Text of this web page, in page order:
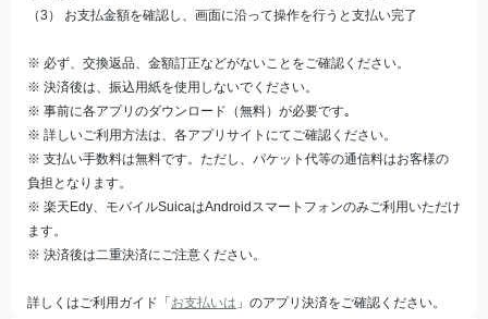
（3） お支払金額を確認し、画面に沿って操作を行うと支払い完了
※ 必ず、交換返品、金額訂正などがないことをご確認ください。
※ 決済後は、振込用紙を使用しないでください。
※ 事前に各アプリのダウンロード（無料）が必要です｡
※ 詳しいご利用方法は、各アプリサイトにてご確認ください。
※ 支払い手数料は無料です。ただし、パケット代等の通信料はお客様の
負担となります。
※ 楽天Edy、モバイルSuicaはAndroidスマートフォンのみご利用いただけ
ます。
※ 決済後は二重決済にご注意ください。
詳しくはご利用ガイド「 お支払いは 」のアプリ決済をご確認ください。